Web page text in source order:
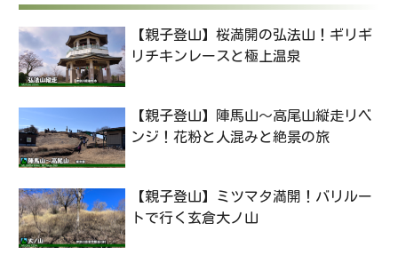
【親子登山】桜満開の弘法山！ギリギ
リチキンレースと極上温泉
【親子登山】陣馬山〜高尾山縦走リベ
ンジ！花粉と人混みと絶景の旅
【親子登山】ミツマタ満開！バリルー
トで行く玄倉大ノ山